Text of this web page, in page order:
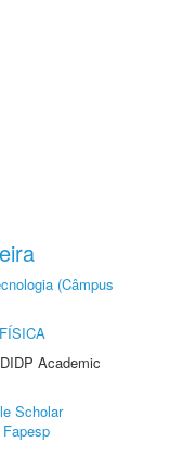
(Câmpus
Academic
Scholar
Fapesp